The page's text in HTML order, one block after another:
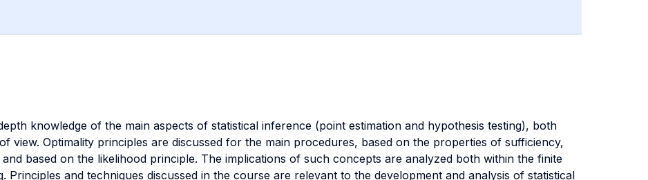
knowledge of the main aspects of statistical inference (point estimation and hypothesis testing), both
view. Optimality principles are discussed for the main procedures, based on the properties of sufficiency,
based on the likelihood principle. The implications of such concepts are analyzed both within the finite
Principles and techniques discussed in the course are relevant to the development and analysis of statistical